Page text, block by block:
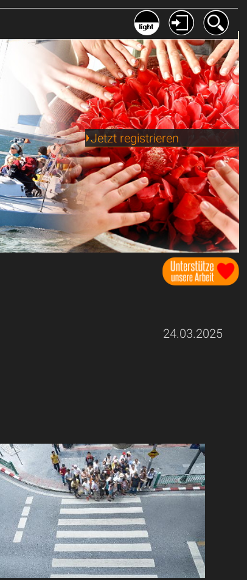
Jetzt registrieren
24.03.2025